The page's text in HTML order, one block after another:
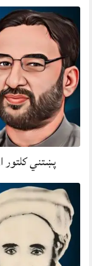
پښتني کلتور